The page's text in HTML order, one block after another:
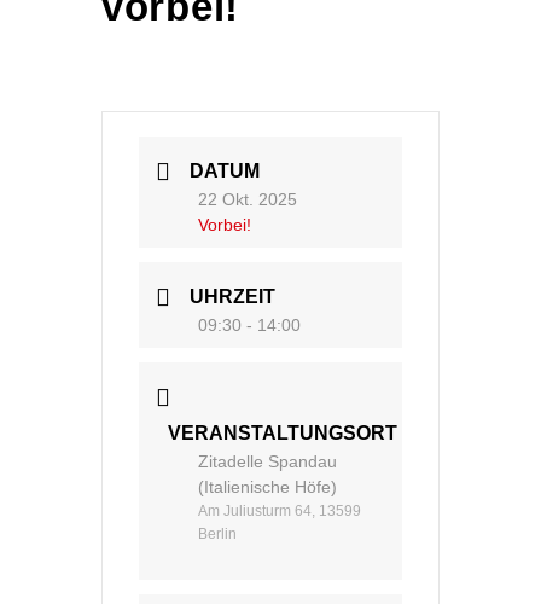
DATUM
22 Okt. 2025
Vorbei!
UHRZEIT
09:30 - 14:00
VERANSTALTUNGSORT
Zitadelle Spandau
(Italienische Höfe)
Am Juliusturm 64, 13599
Berlin